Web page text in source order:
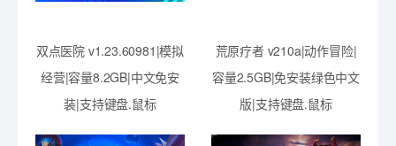
双点医院 v1.23.60981|模拟
经营|容量8.2GB|中文免安
装|支持键盘.鼠标
荒原疗者 v210a|动作冒险|
容量2.5GB|免安装绿色中文
版|支持键盘.鼠标